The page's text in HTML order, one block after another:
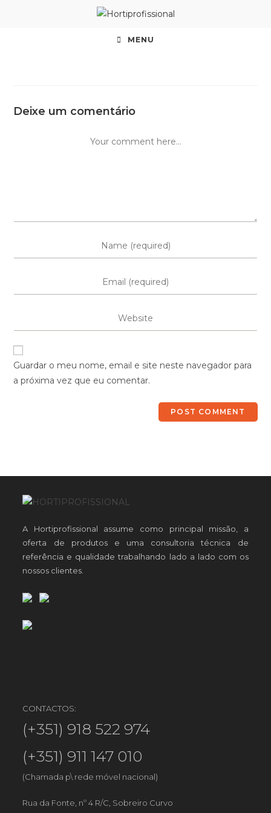
MENU
Deixe um comentário
Guardar o meu nome, email e site neste navegador para
a próxima vez que eu comentar.
A Hortiprofissional assume como principal missão, a
oferta de produtos e uma consultoria técnica de
referência e qualidade trabalhando lado a lado com os
nossos clientes.
CONTACTOS:
(+351) 918 522 974
(+351) 911 147 010
(Chamada p\ rede móvel nacional)
Rua da Fonte, nº 4 R/C, Sobreiro Curvo